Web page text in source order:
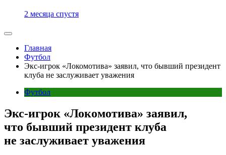
2 месяца спустя
Главная
Футбол
Экс-игрок «Локомотива» заявил, что бывший президент
клуба не заслуживает уважения
Футбол
Экс-игрок «Локомотива» заявил,
что бывший президент клуба
не заслуживает уважения